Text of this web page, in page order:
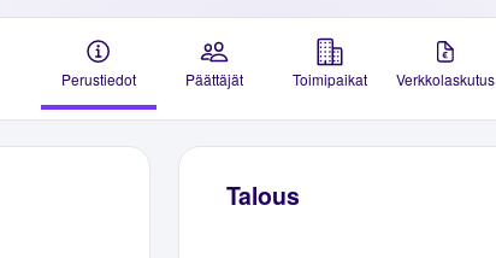
Perustiedot Päättäjät Toimipaikat Verkkolaskutus
Talous